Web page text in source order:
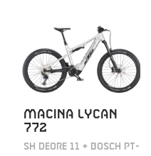
MACINA LYCAN
772
SH DEORE 11 + BOSCH PT-